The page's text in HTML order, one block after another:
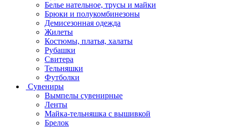
Белье нательное, трусы и майки
Брюки и полукомбинезоны
Демисезонная одежда
Жилеты
Костюмы, платья, халаты
Рубашки
Свитера
Тельняшки
Футболки
Сувениры
Вымпелы сувенирные
Ленты
Майка-тельняшка с вышивкой
Брелок